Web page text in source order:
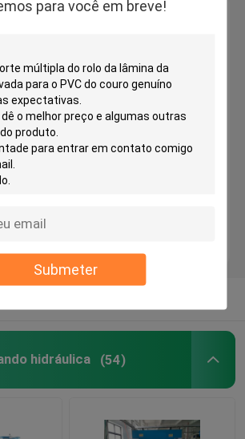
para você em breve!
Submeter
do rolo
da tira da tela
Deixe um recado
DOS EUA
hidráulica (54)